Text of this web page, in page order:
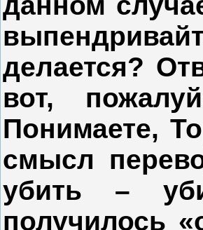
делается?
вот,
Понимаете,
смысл
убить –
получилось